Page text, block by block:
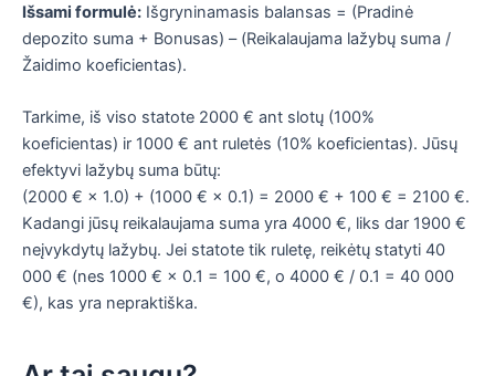
Išsami formulė: Išgryninamasis balansas = (Pradinė
depozito suma + Bonusas) – (Reikalaujama lažybų suma /
Žaidimo koeficientas).
Tarkime, iš viso statote 2000 € ant slotų (100%
koeficientas) ir 1000 € ant ruletės (10% koeficientas). Jūsų
efektyvi lažybų suma būtų:
(2000 € × 1.0) + (1000 € × 0.1) = 2000 € + 100 € = 2100 €.
Kadangi jūsų reikalaujama suma yra 4000 €, liks dar 1900 €
neįvykdytų lažybų. Jei statote tik ruletę, reikėtų statyti 40
000 € (nes 1000 € × 0.1 = 100 €, o 4000 € / 0.1 = 40 000
€), kas yra nepraktiška.